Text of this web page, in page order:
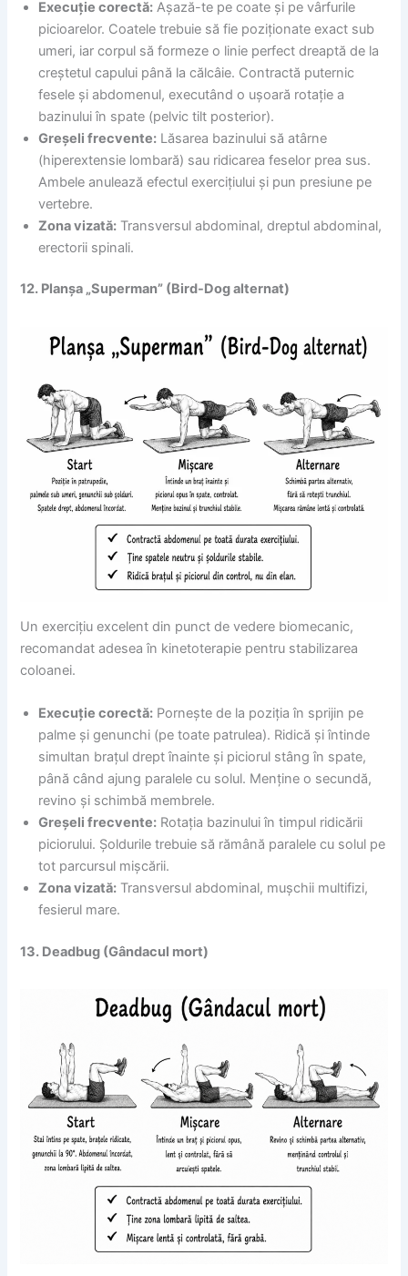
Execuție corectă: Așază-te pe coate și pe vârfurile
picioarelor. Coatele trebuie să fie poziționate exact sub
umeri, iar corpul să formeze o linie perfect dreaptă de la
creștetul capului până la călcâie. Contractă puternic
fesele și abdomenul, executând o ușoară rotație a
bazinului în spate (pelvic tilt posterior).
Greșeli frecvente: Lăsarea bazinului să atârne
(hiperextensie lombară) sau ridicarea feselor prea sus.
Ambele anulează efectul exercițiului și pun presiune pe
vertebre.
Zona vizată: Transversul abdominal, dreptul abdominal,
erectorii spinali.
12. Planșa „Superman” (Bird-Dog alternat)
Un exercițiu excelent din punct de vedere biomecanic,
recomandat adesea în kinetoterapie pentru stabilizarea
coloanei.
Execuție corectă: Pornește de la poziția în sprijin pe
palme și genunchi (pe toate patrulea). Ridică și întinde
simultan brațul drept înainte și piciorul stâng în spate,
până când ajung paralele cu solul. Menține o secundă,
revino și schimbă membrele.
Greșeli frecvente: Rotația bazinului în timpul ridicării
piciorului. Șoldurile trebuie să rămână paralele cu solul pe
tot parcursul mișcării.
Zona vizată: Transversul abdominal, mușchii multifizi,
fesierul mare.
13. Deadbug (Gândacul mort)